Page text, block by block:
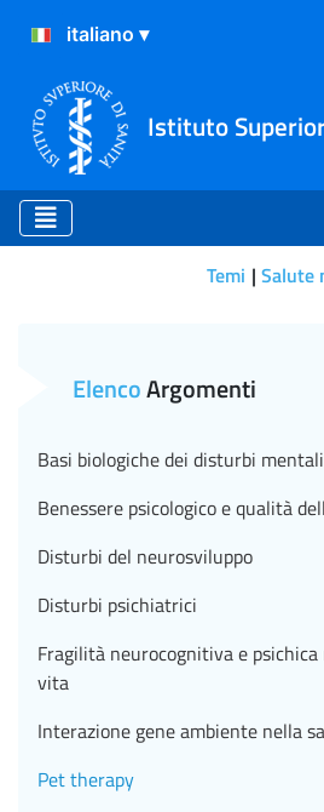
Istituto
Temi Salute
ElencoArgomenti
Basi biologiche dei disturbi
Benessere psicologico e qualità
Disturbi del neurosviluppo
Disturbi psichiatrici
Fragilità neurocognitiva e
vita
Interazione gene ambiente nella
Pet therapy